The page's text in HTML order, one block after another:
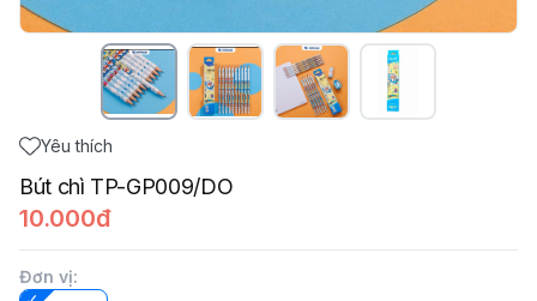
Yêu thích
Bút chì TP-GP009/DO
10.000đ
Đơn vị: